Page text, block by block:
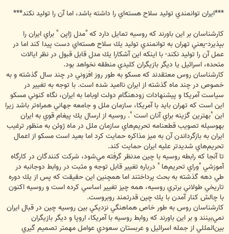
***ايران توانمندي توليد سلاح هسته‌اي را داشته باشد، اما آن را توليد نكند***
كارشناسان بر اين باورند كه روسيه تمايل دارد كه "مدل ژاپن " براي ايران را
بپذيرد-يعني تهران به توانمندي توليد يك سلاح هسته‌اي دست پيدا كند اما در
عمل آن را توليد نكند- با اينكه اين آشكارا يك مدل قابل قبول در نظر ايالات
متحده، اسرائيل يا ديگر بازيگران كليدي منطقه نخواهد بود.
كارشناسان روس معتقدند كه مسكو به طور روز افزوني در چند سال گذشته و به
خصوص در چند ماه گذشته از ايران نااميد شده است. با توجه به تغيير در
سياست آمريكا و پيشنهادات زودهنگام دولت اوباما به ايران، نگاه كنوني مسكو
اين است كه تهران بايد با آمريكا، سازمان ملل و جامعه جهاني همراه‌تر باشد زيرا
اين "بهترين گزينه براي آنان است ". روسيه از ارسال يك پيغام قوي به ايران
به‏وسيله تصويب قطعنامه تحريم‌هاي سازمان ملل در ماه ژوئن به منظور ترغيب
ايران به بازگرداندن آن به ميز مذاكره حمايت كرد اما بعيد است مسكو از اعمال
تحريم‌هاي شديدتر عليه ايران حمايت كند.
تا آنجا كه رابطه روسيه با چين مدنظر گرفته مي‌شود، شركت كنندگان در كارگاه
آموزشي "وراي تحريم‌ها " درباره تغيير قابل توجه و مثبت در روابط دوجانبه در
طي دهه گذشته به بحث پرداختند اما همچنين اين حقيقت كه پس از يك دوره
تاريخي طولاني برتري روسيه، همه چيز تغيير اساسي كرده است و روسيه اكنون
با چالش كنار آمدن با يك چين قدرتمند روبروست.
كارشناسان روس به طور خاص هماهنگي نزديكي بين روسيه چين در قبال ايران
نمي‌بينند و بر اين باورند كه روابط روسيه با آمريكا، اروپا و ديگر بازيگران
بين‌المللي از جمله اسرائيل و عربستان سعودي عوامل مهمتر تصميم گيري